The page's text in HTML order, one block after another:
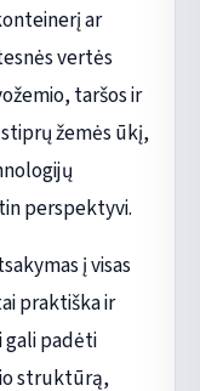
ar
vertės
taršos ir
žemės ūkį,
perspektyvi.
į visas
praktiška ir
gali padėti
struktūrą,